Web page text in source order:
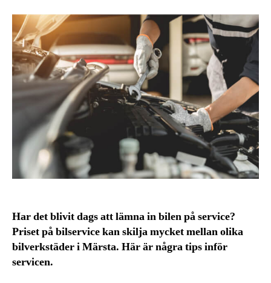
Har det blivit dags att lämna in bilen på service?
Priset på bilservice kan skilja mycket mellan olika
bilverkstäder i Märsta. Här är några tips inför
servicen.